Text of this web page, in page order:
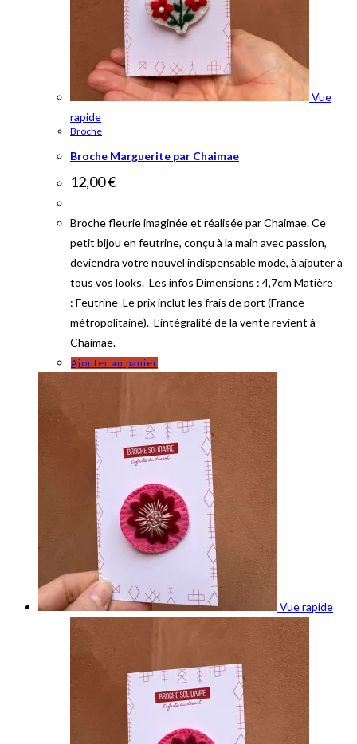
Vue
rapide
Broche
Broche Marguerite par Chaimae
12,00€
Broche fleurie imaginée et réalisée par Chaimae. Ce
petit bijou en feutrine, conçu à la main avec passion,
deviendra votre nouvel indispensable mode, à ajouter à
tous vos looks. Les infos Dimensions : 4,7cm Matière
: Feutrine Le prix inclut les frais de port (France
métropolitaine). L’intégralité de la vente revient à
Chaimae.
Ajouter au panier
Vue rapide